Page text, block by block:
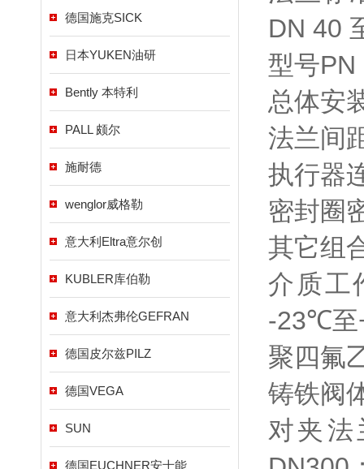
德国施克SICK
日本YUKEN油研
Bently 本特利
PALL 颇尔
施耐德
wenglor威格勒
意大利Eltra意尔创
KUBLER库伯勒
意大利杰弗伦GEFRAN
德国皮尔兹PILZ
德国VEGA
SUN
德国EUCHNER安士能
DN 40
型号PN
总体安
法兰间
执行器
密封圈
其它组
介质工
-23℃至
聚四氟
铸铁阀
对夹法